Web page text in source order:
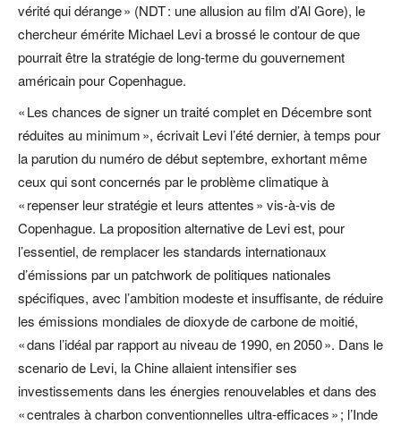
vérité qui dérange » (NDT : une allusion au film d’Al Gore), le
chercheur émérite Michael Levi a brossé le contour de que
pourrait être la stratégie de long-terme du gouvernement
américain pour Copenhague.
« Les chances de signer un traité complet en Décembre sont
réduites au minimum », écrivait Levi l’été dernier, à temps pour
la parution du numéro de début septembre, exhortant même
ceux qui sont concernés par le problème climatique à
« repenser leur stratégie et leurs attentes » vis-à-vis de
Copenhague. La proposition alternative de Levi est, pour
l’essentiel, de remplacer les standards internationaux
d’émissions par un patchwork de politiques nationales
spécifiques, avec l’ambition modeste et insuffisante, de réduire
les émissions mondiales de dioxyde de carbone de moitié,
« dans l’idéal par rapport au niveau de 1990, en 2050 ». Dans le
scenario de Levi, la Chine allaient intensifier ses
investissements dans les énergies renouvelables et dans des
« centrales à charbon conventionnelles ultra-efficaces » ; l’Inde